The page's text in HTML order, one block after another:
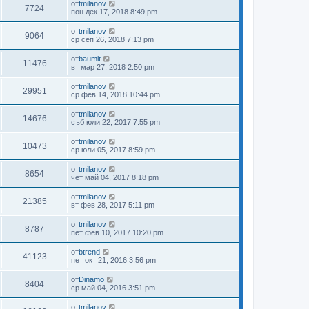
7724 отtmilanov
пон дек 17, 2018 8:49 pm
9064 отtmilanov
ср сеп 26, 2018 7:13 pm
11476 отbaumit
вт мар 27, 2018 2:50 pm
29951 отtmilanov
ср фев 14, 2018 10:44 pm
14676 отtmilanov
съб юли 22, 2017 7:55 pm
10473 отtmilanov
ср юли 05, 2017 8:59 pm
8654 отtmilanov
чет май 04, 2017 8:18 pm
21385 отtmilanov
вт фев 28, 2017 5:11 pm
8787 отtmilanov
пет фев 10, 2017 10:20 pm
41123 отbtrend
пет окт 21, 2016 3:56 pm
8404 отDinamo
ср май 04, 2016 3:51 pm
отtmilanov